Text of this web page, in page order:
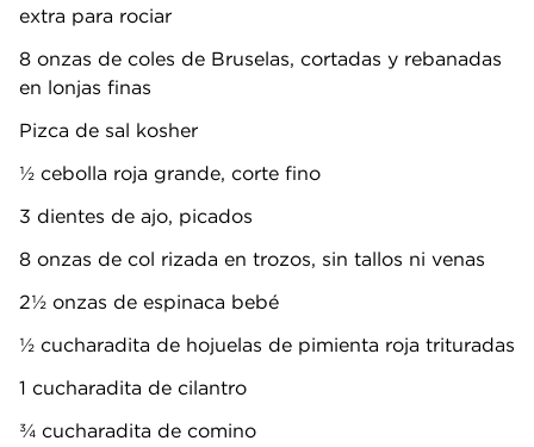
extra para rociar
8 onzas de coles de Bruselas, cortadas y rebanadas
en lonjas finas
Pizca de sal kosher
1⁄2 cebolla roja grande, corte fino
3 dientes de ajo, picados
8 onzas de col rizada en trozos, sin tallos ni venas
2½ onzas de espinaca bebé
½ cucharadita de hojuelas de pimienta roja trituradas
1 cucharadita de cilantro
3⁄4 cucharadita de comino